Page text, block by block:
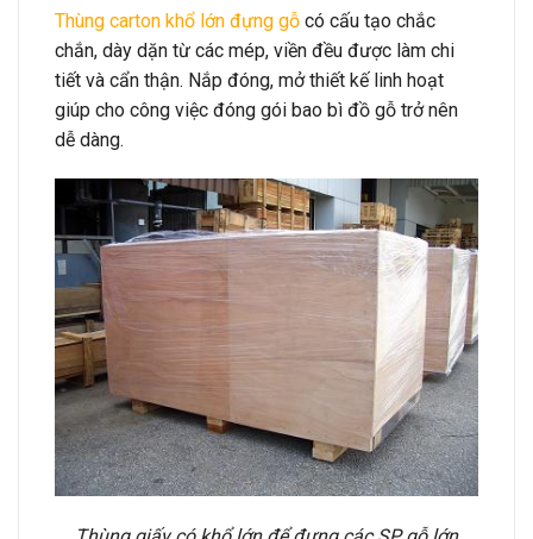
Thùng carton khổ lớn đựng gỗ có cấu tạo chắc
chắn, dày dặn từ các mép, viền đều được làm chi
tiết và cẩn thận. Nắp đóng, mở thiết kế linh hoạt
giúp cho công việc đóng gói bao bì đồ gỗ trở nên
dễ dàng.